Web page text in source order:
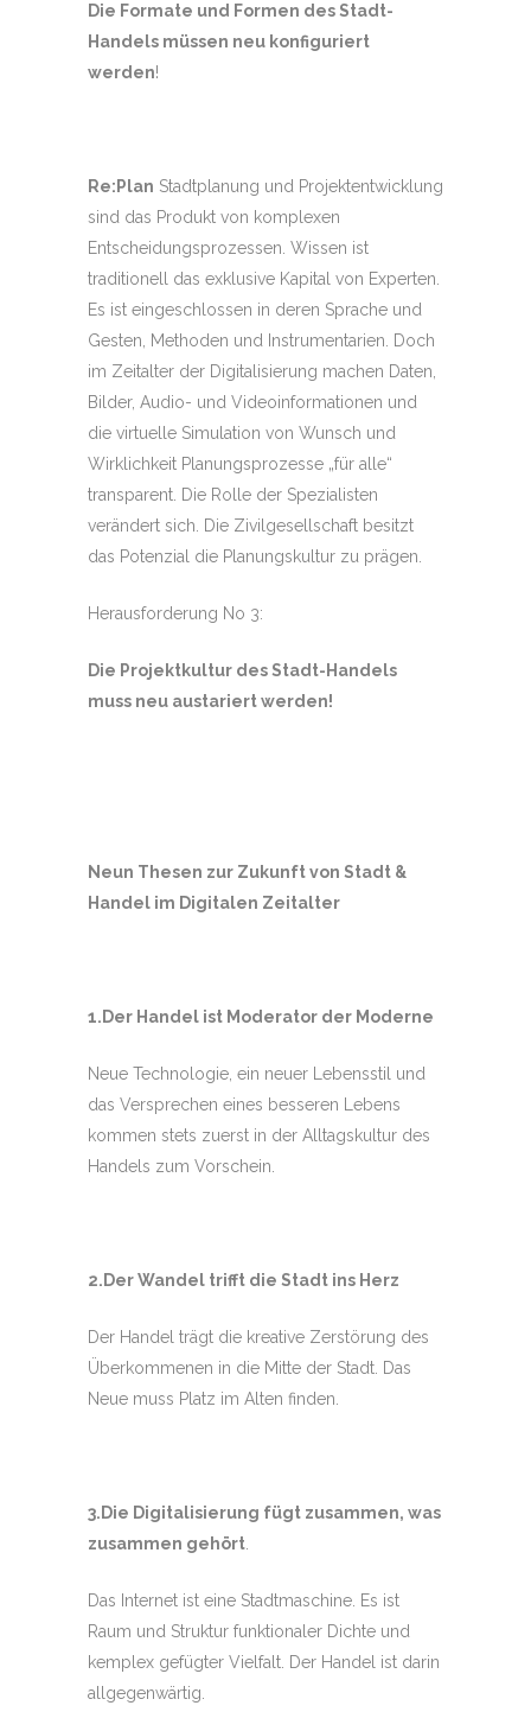
Die Formate und Formen des Stadt-
Handels müssen neu konfiguriert
werden!
Re:Plan Stadtplanung und Projektentwicklung
sind das Produkt von komplexen
Entscheidungsprozessen. Wissen ist
traditionell das exklusive Kapital von Experten.
Es ist eingeschlossen in deren Sprache und
Gesten, Methoden und Instrumentarien. Doch
im Zeitalter der Digitalisierung machen Daten,
Bilder, Audio- und Videoinformationen und
die virtuelle Simulation von Wunsch und
Wirklichkeit Planungsprozesse „für alle“
transparent. Die Rolle der Spezialisten
verändert sich. Die Zivilgesellschaft besitzt
das Potenzial die Planungskultur zu prägen.
Herausforderung No 3:
Die Projektkultur des Stadt-Handels
muss neu austariert werden!
Neun Thesen zur Zukunft von Stadt &
Handel im Digitalen Zeitalter
1.Der Handel ist Moderator der Moderne
Neue Technologie, ein neuer Lebensstil und
das Versprechen eines besseren Lebens
kommen stets zuerst in der Alltagskultur des
Handels zum Vorschein.
2.Der Wandel trifft die Stadt ins Herz
Der Handel trägt die kreative Zerstörung des
Überkommenen in die Mitte der Stadt. Das
Neue muss Platz im Alten finden.
3.Die Digitalisierung fügt zusammen, was
zusammen gehört.
Das Internet ist eine Stadtmaschine. Es ist
Raum und Struktur funktionaler Dichte und
kemplex gefügter Vielfalt. Der Handel ist darin
allgegenwärtig.